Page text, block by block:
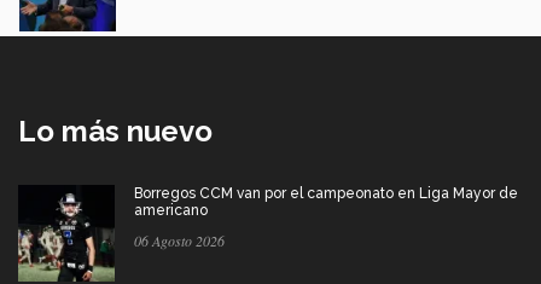
Lo más nuevo
Borregos CCM van por el campeonato en Liga Mayor de
americano
06 Agosto 2026